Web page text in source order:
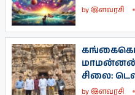
byஇளவரசி
மாமன்னன்
சிலை:
byஇளவரசி